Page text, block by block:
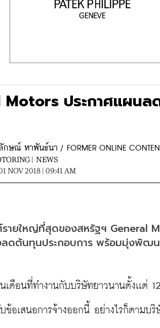
Motors ประกาศแผน
กษณ์ หาพันธ์นา / FORMER ONLINE
| NEWS
NOV 2018 | 09:41 AM
ยใหญ่ที่สุดของสหรัฐฯ General
ลดต้นทุนประกอบการ พร้อมมุ่งพัฒน
นเดือนที่ทำงานกับบริษัทยาวนานตั้งเเ
ข้อเสนอการจ้างออกนี้ อย่างไรก็ตามบริ